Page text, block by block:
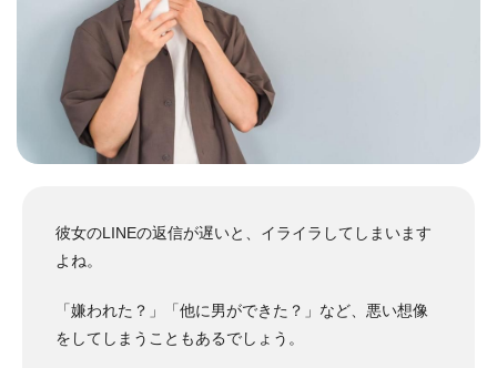
彼女のLINEの返信が遅いと、イライラしてしまいます
よね。
「嫌われた？」「他に男ができた？」など、悪い想像
をしてしまうこともあるでしょう。